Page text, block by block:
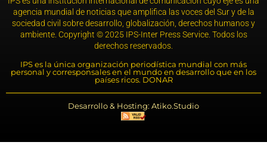
agencia mundial de noticias que amplifica las voces del Sur y de la
sociedad civil sobre desarrollo, globalización, derechos humanos y
ambiente. Copyright © 2025 IPS-Inter Press Service. Todos los
derechos reservados.
IPS es la única organización periodística mundial con más
personal y corresponsales en el mundo en desarrollo que en los
países ricos. DONAR
Desarrollo & Hosting: Atiko.Studio